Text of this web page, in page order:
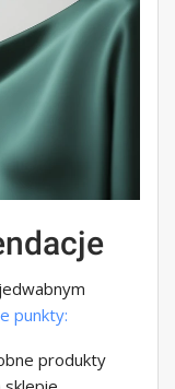
punkty:
produkty